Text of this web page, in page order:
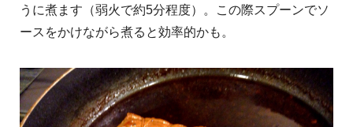
うに煮ます（弱火で約5分程度）。この際スプーンでソ
ースをかけながら煮ると効率的かも。